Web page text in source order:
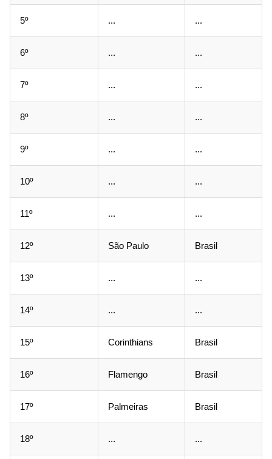
5º ... ...
6º ... ...
7º ... ...
8º ... ...
9º ... ...
10º ... ...
11º ... ...
12º São Paulo Brasil
13º ... ...
14º ... ...
15º Corinthians Brasil
16º Flamengo Brasil
17º Palmeiras Brasil
18º ... ...